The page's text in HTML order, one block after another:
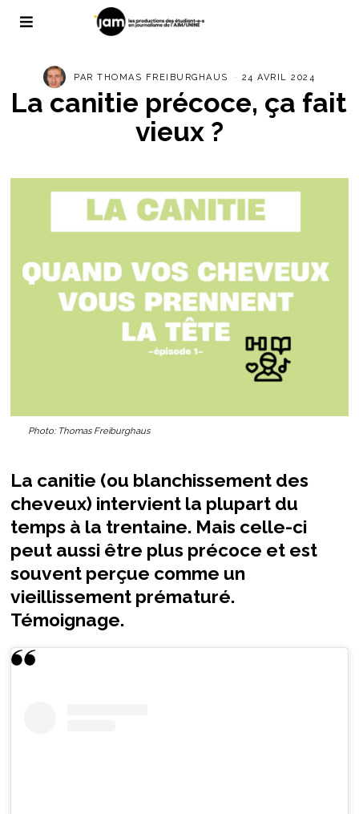
PARTHOMAS FREIBURGHAUS 24 AVRIL 2024
La canitie précoce, ça fait
vieux ?
Photo: Thomas Freiburghaus
La canitie (ou blanchissement des
cheveux) intervient la plupart du
temps à la trentaine. Mais celle-ci
peut aussi être plus précoce et est
souvent perçue comme un
vieillissement prématuré.
Témoignage.